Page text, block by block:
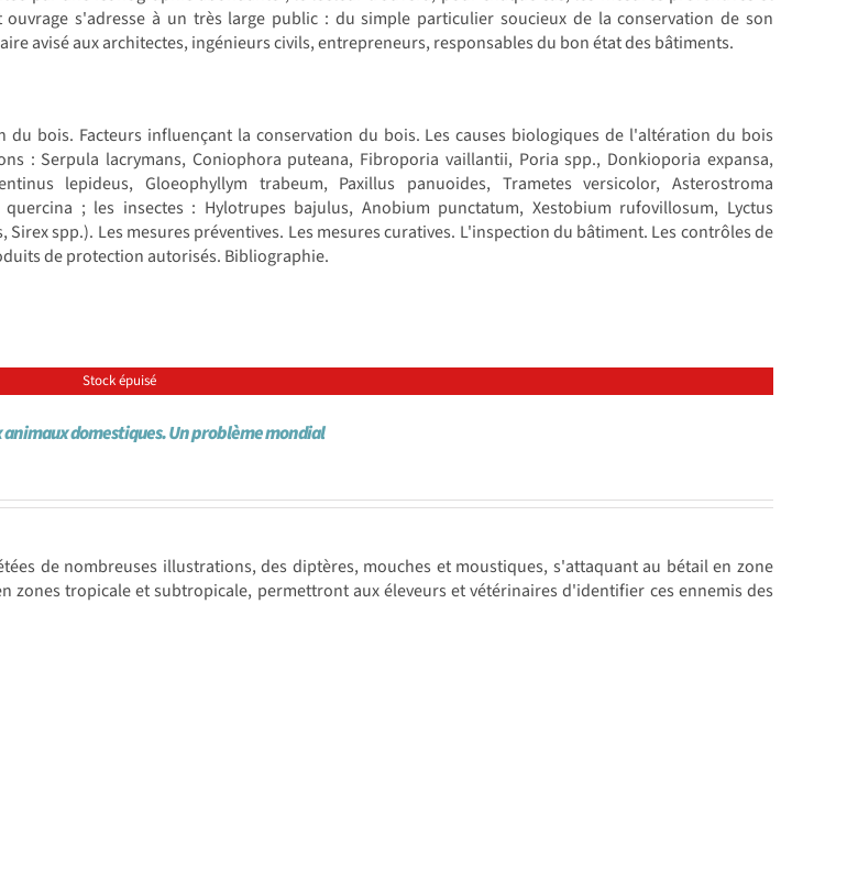
ouvrage s'adresse à un très large public : du simple particulier soucieux de la conservation de son
avisé aux architectes, ingénieurs civils, entrepreneurs, responsables du bon état des bâtiments.
du bois. Facteurs influençant la conservation du bois. Les causes biologiques de l'altération du bois
: Serpula lacrymans, Coniophora puteana, Fibroporia vaillantii, Poria spp., Donkioporia expansa,
lepideus, Gloeophyllym trabeum, Paxillus panuoides, Trametes versicolor, Asterostroma
quercina ; les insectes : Hylotrupes bajulus, Anobium punctatum, Xestobium rufovillosum, Lyctus
Sirex spp.). Les mesures préventives. Les mesures curatives. L'inspection du bâtiment. Les contrôles de
de protection autorisés. Bibliographie.
Stock épuisé
animaux domestiques. Un problème mondial
de nombreuses illustrations, des diptères, mouches et moustiques, s'attaquant au bétail en zone
zones tropicale et subtropicale, permettront aux éleveurs et vétérinaires d'identifier ces ennemis des